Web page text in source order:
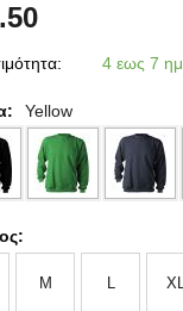
4 εως 7
Yellow
M L XL